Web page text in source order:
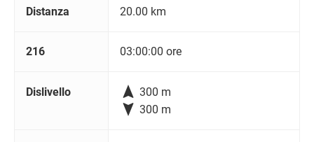
Distanza 20.00 km
216 03:00:00 ore
Dislivello  300 m
 300 m